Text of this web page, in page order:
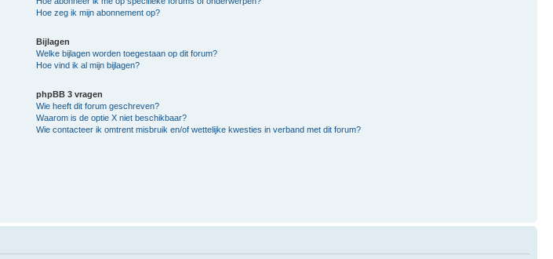
Hoe zeg ik mijn abonnement op?
Bijlagen
Welke bijlagen worden toegestaan op dit forum?
Hoe vind ik al mijn bijlagen?
phpBB 3 vragen
Wie heeft dit forum geschreven?
Waarom is de optie X niet beschikbaar?
Wie contacteer ik omtrent misbruik en/of wettelijke kwesties in verband met dit forum?